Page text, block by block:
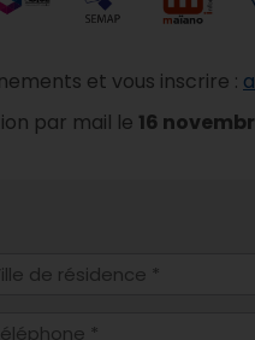
et vous inscrire :
par mail le 16